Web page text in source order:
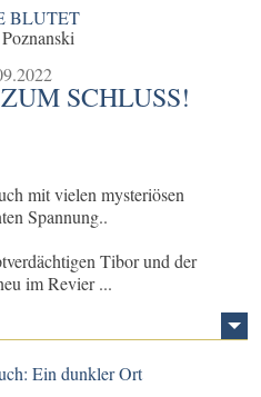
BLUTET
SCHLUSS!
mit vielen mysteriösen
Spannung..
Tibor und der
im Revier ...